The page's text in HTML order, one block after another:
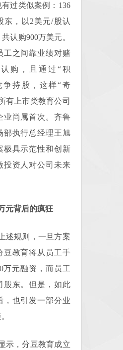
过类似案例：136
东，以2美元/股认
认购900万美元。
工之间靠业绩对赌
购，且通过“积
争持股，这样“奇
有上市类教育公司
业尚属首次。齐鲁
部执行总经理王旭
极具示范性和创新
投资人对公司未来
元背后的疯狂
规则，一旦方案
豆教育将从员工手
万元融资，而员工
股东。但是，如此
，也引发一部分业
，分豆教育成立